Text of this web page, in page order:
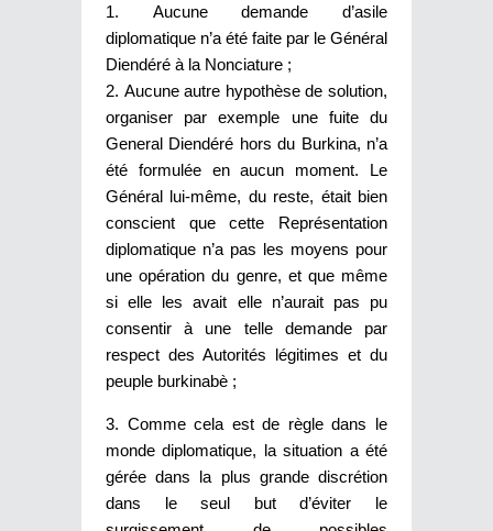
Aucune demande d’asile
diplomatique n’a été faite par le Général
Diendéré à la Nonciature ;
Aucune autre hypothèse de solution,
organiser par exemple une fuite du
General Diendéré hors du Burkina, n’a
été formulée en aucun moment. Le
Général lui-même, du reste, était bien
conscient que cette Représentation
diplomatique n’a pas les moyens pour
une opération du genre, et que même
si elle les avait elle n’aurait pas pu
consentir à une telle demande par
respect des Autorités légitimes et du
peuple burkinabè ;
Comme cela est de règle dans le
monde diplomatique, la situation a été
gérée dans la plus grande discrétion
dans le seul but d’éviter le